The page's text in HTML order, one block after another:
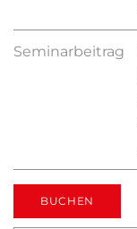
Seminarbeitrag
BUCHEN